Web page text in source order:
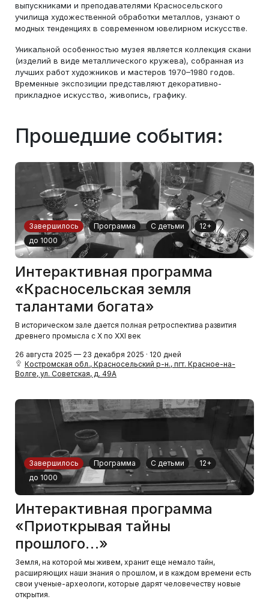
выпускниками и преподавателями Красносельского
училища художественной обработки металлов, узнают о
модных тенденциях в современном ювелирном искусстве.
Уникальной особенностью музея является коллекция скани
(изделий в виде металлического кружева), собранная из
лучших работ художников и мастеров 1970–1980 годов.
Временные экспозиции представляют декоративно-
прикладное искусство, живопись, графику.
Прошедшие события:
Завершилось Программа С детьми
12+
до 1000
Интерактивная программа
«Красносельская земля
талантами богата»
В историческом зале дается полная ретроспектива развития
древнего промысла с X по XXI век
26 августа 2025 — 23 декабря 2025 · 120 дней
Костромская обл., Красносельский р-н., пгт. Красное-на-
Волге, ул. Советская, д. 49А
Завершилось Программа С детьми
12+
до 1000
Интерактивная программа
«Приоткрывая тайны
прошлого…»
Земля, на которой мы живем, хранит еще немало тайн,
расширяющих наши знания о прошлом, и в каждом времени есть
свои ученые-археологи, которые дарят человечеству новые
открытия.